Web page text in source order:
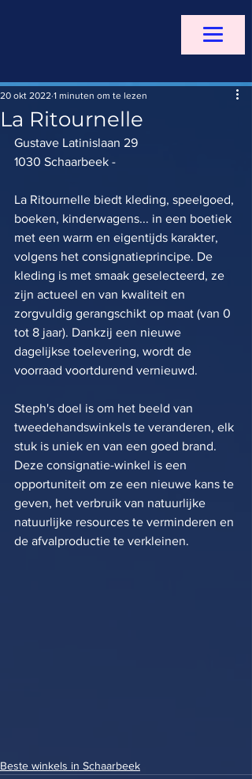
La Ritournelle
20 okt 2022 1 minuten om te lezen
Gustave Latinislaan 29
1030 Schaarbeek -
La Ritournelle biedt kleding, speelgoed,
boeken, kinderwagens... in een boetiek
met een warm en eigentijds karakter,
volgens het consignatieprincipe. De
kleding is met smaak geselecteerd, ze
zijn actueel en van kwaliteit en
zorgvuldig gerangschikt op maat (van 0
tot 8 jaar). Dankzij een nieuwe
dagelijkse toelevering, wordt de
voorraad voortdurend vernieuwd.
Steph's doel is om het beeld van
tweedehandswinkels te veranderen, elk
stuk is uniek en van een goed brand.
Deze consignatie-winkel is een
opportuniteit om ze een nieuwe kans te
geven, het verbruik van natuurlijke
natuurlijke resources te verminderen en
de afvalproductie te verkleinen.
Beste winkels in Schaarbeek